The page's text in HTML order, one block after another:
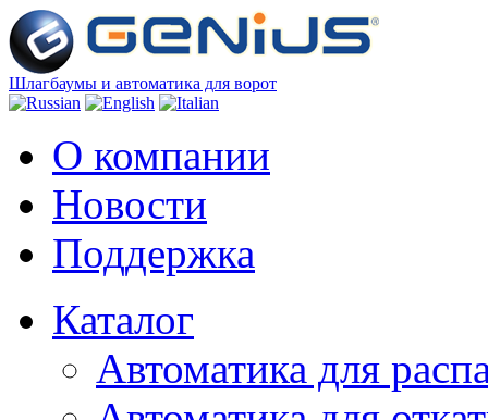
Шлагбаумы и автоматика для ворот
О компании
Новости
Поддержка
Каталог
Автоматика для